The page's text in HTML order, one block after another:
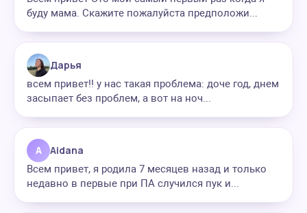
буду мама. Скажите пожалуйста предположи...
Дарья
всем привет!! у нас такая проблема: доче год, днем
засыпает без проблем, а вот на ноч...
A Aidana
Всем привет, я родила 7 месяцев назад и только
недавно в первые при ПА случился пук и...